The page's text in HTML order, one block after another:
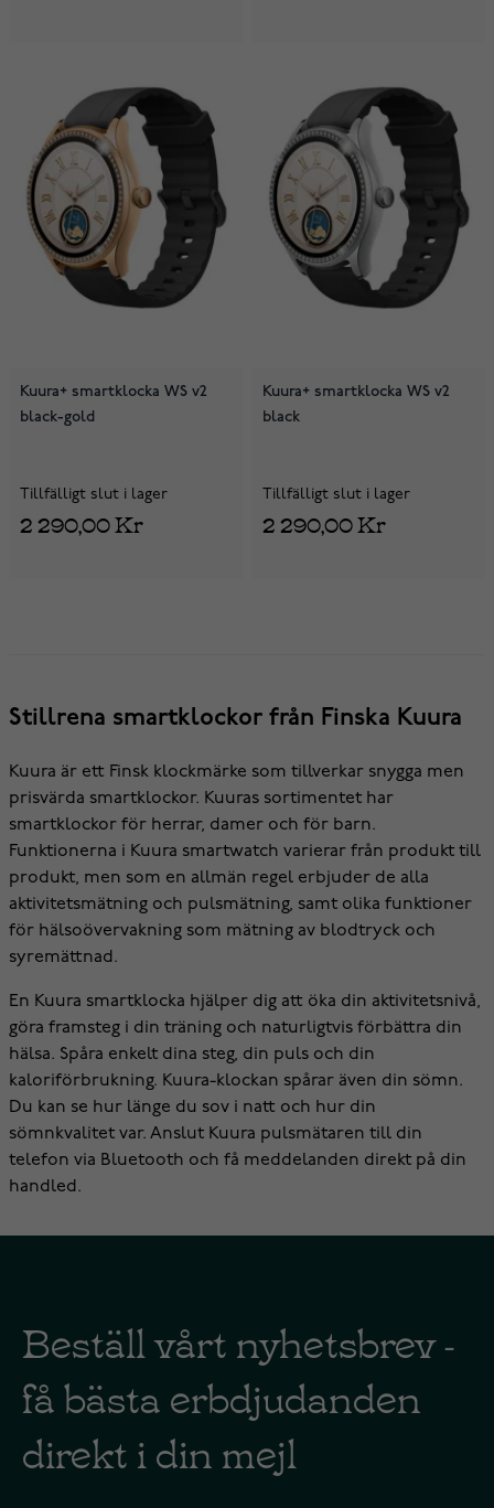
Kuura+ smartklocka WS v2
black-gold
Tillfälligt slut i lager
2 290,00 Kr
Kuura+ smartklocka WS v2
black
Tillfälligt slut i lager
2 290,00 Kr
Stillrena smartklockor från Finska Kuura
Kuura är ett Finsk klockmärke som tillverkar snygga men
prisvärda smartklockor. Kuuras sortimentet har
smartklockor för herrar, damer och för barn.
Funktionerna i Kuura smartwatch varierar från produkt till
produkt, men som en allmän regel erbjuder de alla
aktivitetsmätning och pulsmätning, samt olika funktioner
för hälsoövervakning som mätning av blodtryck och
syremättnad.
En Kuura smartklocka hjälper dig att öka din aktivitetsnivå,
göra framsteg i din träning och naturligtvis förbättra din
hälsa. Spåra enkelt dina steg, din puls och din
kaloriförbrukning. Kuura-klockan spårar även din sömn.
Du kan se hur länge du sov i natt och hur din
sömnkvalitet var. Anslut Kuura pulsmätaren till din
telefon via Bluetooth och få meddelanden direkt på din
handled.
Beställ vårt nyhetsbrev -
få bästa erbdjudanden
direkt i din mejl